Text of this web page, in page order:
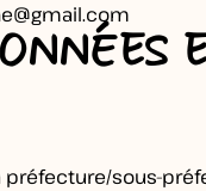
préfecture/sous-